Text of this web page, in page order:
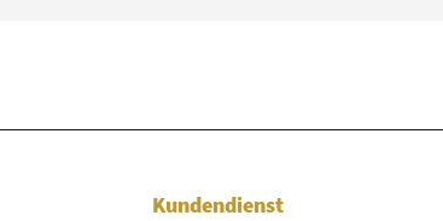
Kundendienst